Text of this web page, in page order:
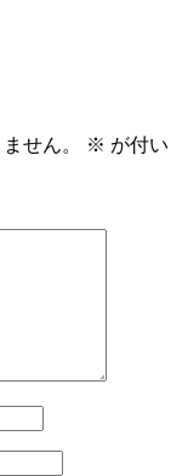
せん。 ※ が付い